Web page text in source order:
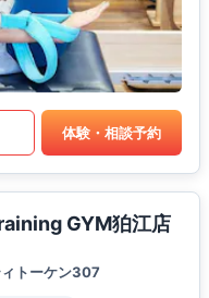
体験・相談予約
GYM狛江店
トーケン307